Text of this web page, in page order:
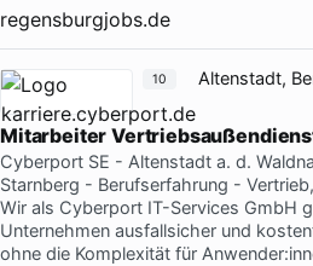
regensburgjobs.de
Altenstadt,
Mitarbeiter
Cyberport SE - Altenstadt a. d.
Starnberg - Berufserfahrung -
Wir als Cyberport IT-Services GmbH
Unternehmen ausfallsicher und
ohne die Komplexität für
10